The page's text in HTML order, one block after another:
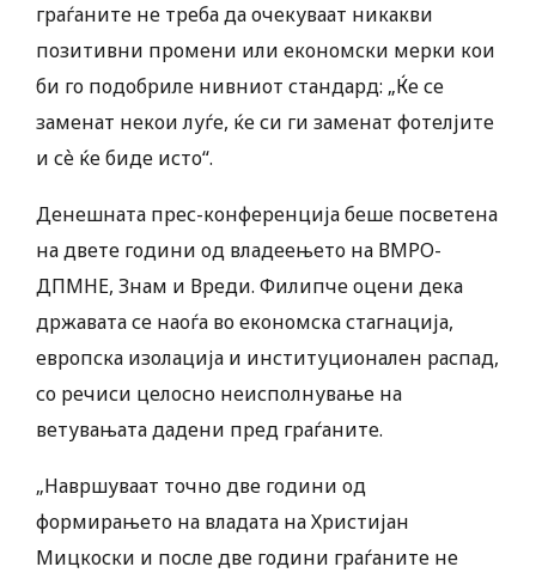
граѓаните не треба да очекуваат никакви
позитивни промени или економски мерки кои
би го подобриле нивниот стандард: „Ќе се
заменат некои луѓе, ќе си ги заменат фотелјите
и сѐ ќе биде исто“.
Денешната прес-конференција беше посветена
на двете години од владеењето на ВМРО-
ДПМНЕ, Знам и Вреди. Филипче оцени дека
државата се наоѓа во економска стагнација,
европска изолација и институционален распад,
со речиси целосно неисполнување на
ветувањата дадени пред граѓаните.
„Навршуваат точно две години од
формирањето на владата на Христијан
Мицкоски и после две години граѓаните не